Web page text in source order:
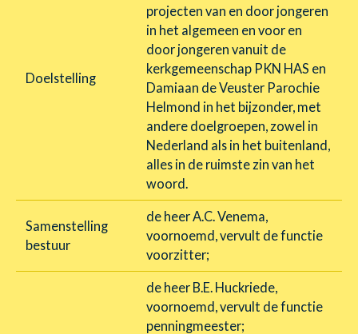
Doelstelling
projecten van en door jongeren
in het algemeen en voor en
door jongeren vanuit de
kerkgemeenschap PKN HAS en
Damiaan de Veuster Parochie
Helmond in het bijzonder, met
andere doelgroepen, zowel in
Nederland als in het buitenland,
alles in de ruimste zin van het
woord.
Samenstelling
bestuur
de heer A.C. Venema,
voornoemd, vervult de functie
voorzitter;
de heer B.E. Huckriede,
voornoemd, vervult de functie
penningmeester;